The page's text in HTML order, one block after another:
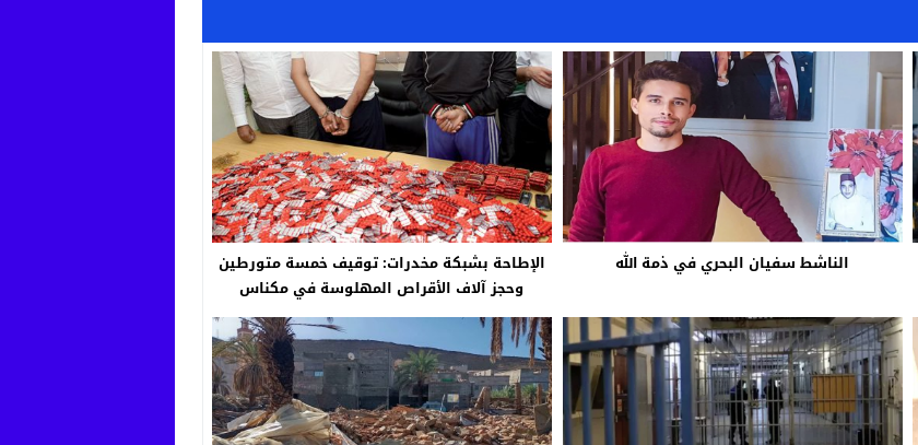
الناشط سفيان البحري في ذمة الله
الإطاحة بشبكة مخدرات: توقيف خمسة متورطين
وحجز آلاف الأقراص المهلوسة في مكناس
والقنيطرة